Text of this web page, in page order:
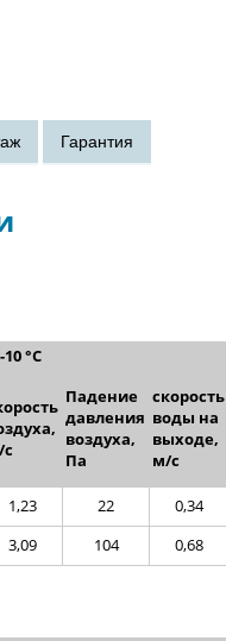
°C
Падение
давления
воздуха,
Па
скорость
воды на
выходе,
м/с
1,23 22 0,34
3,09 104 0,68